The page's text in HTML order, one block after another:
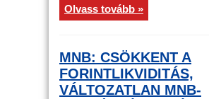
Olvass tovább »
MNB: CSÖKKENT A
FORINTLIKVIDITÁS,
VÁLTOZATLAN MNB-